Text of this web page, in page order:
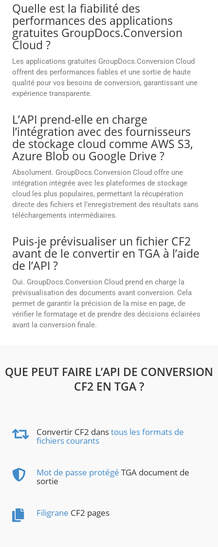
Quelle est la fiabilité des
performances des applications
gratuites GroupDocs.Conversion
Cloud ?
Les applications gratuites GroupDocs.Conversion Cloud
offrent des performances fiables et une sortie de haute
qualité pour vos besoins de conversion, garantissant une
expérience transparente.
L’API prend-elle en charge
l’intégration avec des fournisseurs
de stockage cloud comme AWS S3,
Azure Blob ou Google Drive ?
Absolument. GroupDocs.Conversion Cloud offre une
intégration intégrée avec les plateformes de stockage
cloud les plus populaires, permettant la récupération
directe des fichiers et l’enregistrement des résultats sans
téléchargements intermédiaires.
Puis-je prévisualiser un fichier CF2
avant de le convertir en TGA à l’aide
de l’API ?
Oui. GroupDocs.Conversion Cloud prend en charge la
prévisualisation des documents avant conversion. Cela
permet de garantir la précision de la mise en page, de
vérifier le formatage et de prendre des décisions éclairées
avant la conversion finale.
QUE PEUT FAIRE L’API DE CONVERSION
CF2 EN TGA ?
Convertir CF2 danstous les formats de
fichiers courants
Mot de passe protégé TGA document de
sortie
Filigrane CF2 pages